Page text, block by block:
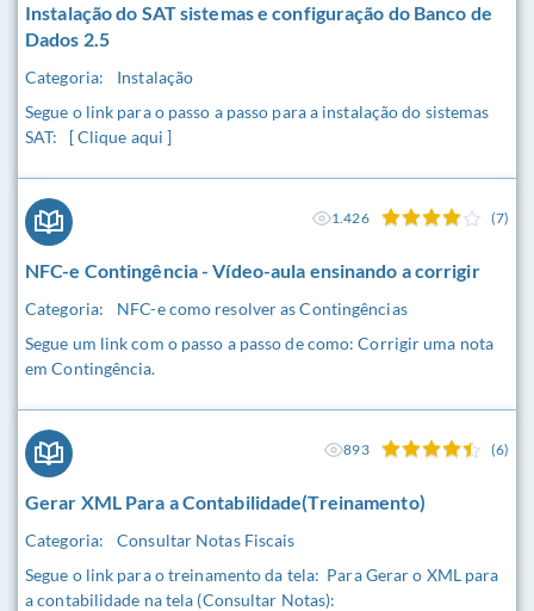
Instalação do SAT sistemas e configuração do Banco de
Dados 2.5
Categoria:
Instalação
Segue o link para o passo a passo para a instalação do sistemas
SAT: [ Clique aqui ]
NFC-e Contingência - Vídeo-aula ensinando a corrigir
Categoria:
NFC-e como resolver as Contingências
Segue um link com o passo a passo de como: Corrigir uma nota
em Contingência.
1.426 (7)
Gerar XML Para a Contabilidade(Treinamento)
Categoria:
Consultar Notas Fiscais
Segue o link para o treinamento da tela: Para Gerar o XML para
a contabilidade na tela (Consultar Notas):
893 (6)